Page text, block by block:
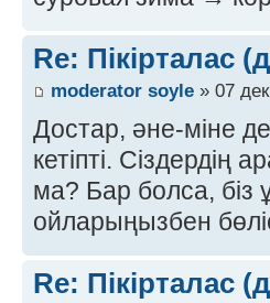
Re: Пікірталас
moderator soyle » 07
Достар, әне-міне
кетіпті.
ма? Бар болса,
ойларыңызбен
Re: Пікірталас